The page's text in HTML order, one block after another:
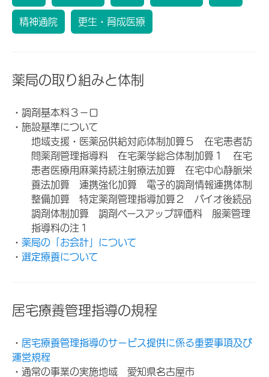
精神通院 更生・育成医療
薬局の取り組みと体制
・調剤基本料３－ロ
・施設基準について
地域支援・医薬品供給対応体制加算５ 在宅患者訪
問薬剤管理指導料 在宅薬学総合体制加算１ 在宅
患者医療用麻薬持続注射療法加算 在宅中心静脈栄
養法加算 連携強化加算 電子的調剤情報連携体制
整備加算 特定薬剤管理指導加算２ バイオ後続品
調剤体制加算 調剤ベースアップ評価料 服薬管理
指導料の注１
・ 薬局の「お会計」について
・ 選定療養について
居宅療養管理指導の規程
・ 居宅療養管理指導のサービス提供に係る重要事項及び
運営規程
・通常の事業の実施地域 愛知県名古屋市